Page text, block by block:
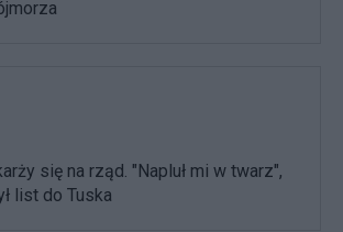
się na rząd. "Napluł mi w twarz",
list do Tuska